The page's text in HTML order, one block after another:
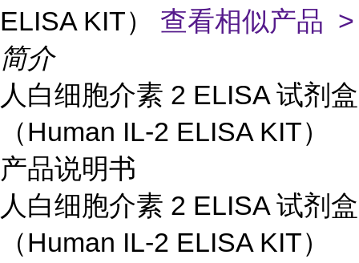
ELISA KIT） 查看相似产品 >
简介
人白细胞介素 2 ELISA 试剂盒
（Human IL-2 ELISA KIT）
产品说明书
人白细胞介素 2 ELISA 试剂盒
（Human IL-2 ELISA KIT）